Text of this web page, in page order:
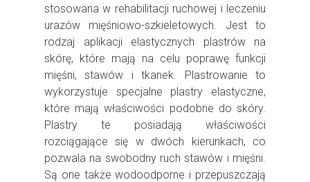
stosowana w rehabilitacji ruchowej i leczeniu
urazów mięśniowo-szkieletowych. Jest to
rodzaj aplikacji elastycznych plastrów na
skórę, które mają na celu poprawę funkcji
mięśni, stawów i tkanek. Plastrowanie to
wykorzystuje specjalne plastry elastyczne,
które mają właściwości podobne do skóry.
Plastry te posiadają właściwości
rozciągające się w dwóch kierunkach, co
pozwala na swobodny ruch stawów i mięśni.
Są one także wodoodporne i przepuszczają